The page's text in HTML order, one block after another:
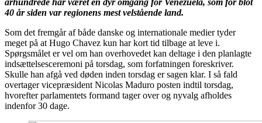
endnu
caudillo?
århundrede har været en dyr omgang for Venezuela, som for blot
40 år siden var regionens mest velstående land.
Som det fremgår af både danske og internationale medier tyder
meget på at Hugo Chavez kun har kort tid tilbage at leve i.
Spørgsmålet er vel om han overhovedet kan deltage i den planlagte
indsættelsesceremoni på torsdag, som forfatningen foreskriver.
Skulle han afgå ved døden inden torsdag er sagen klar. I så fald
overtager vicepræsident Nicolas Maduro posten indtil torsdag,
hvorefter parlamentets formand tager over og nyvalg afholdes
indenfor 30 dage.